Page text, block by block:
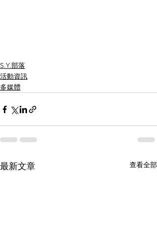
S.Y.部落
活動資訊
多媒體
最新文章 查看全部